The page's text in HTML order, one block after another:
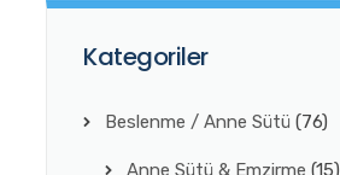
Kategoriler
Beslenme / Anne Sütü (76)
Anne Sütü & Emzirme (15)